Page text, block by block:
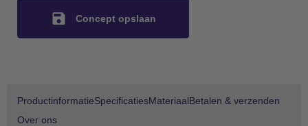
Concept opslaan
ProductinformatieSpecificatiesMateriaalBetalen & verzenden
Over ons